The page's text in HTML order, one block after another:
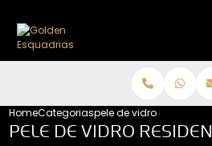
HomeCategoriaspele de vidro residencial
PELE DE VIDRO